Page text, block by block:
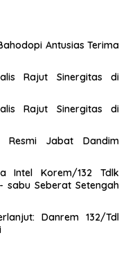
Antusias Terima
Rajut Sinergitas di
Rajut Sinergitas di
Jabat Dandim
Intel Korem/132 Tdlk
sabu Seberat Setengah
Danrem 132/Tdl